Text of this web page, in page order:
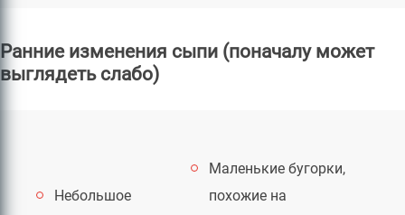
Ранние изменения сыпи (поначалу может
выглядеть слабо)
Небольшое
Маленькие бугорки,
похожие на